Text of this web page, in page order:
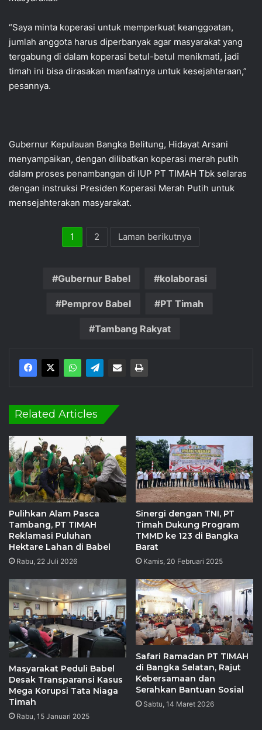
“Saya minta koperasi untuk memperkuat keanggoatan,
jumlah anggota harus diperbanyak agar masyarakat yang
tergabung di dalam koperasi betul-betul menikmati, jadi
timah ini bisa dirasakan manfaatnya untuk kesejahteraan,”
pesannya.
Gubernur Kepulauan Bangka Belitung, Hidayat Arsani
menyampaikan, dengan dilibatkan koperasi merah putih
dalam proses penambangan di IUP PT TIMAH Tbk selaras
dengan instruksi Presiden Koperasi Merah Putih untuk
mensejahterakan masyarakat.
1 2 Laman berikutnya
Gubernur Babel kolaborasi
Pemprov Babel PT Timah
Tambang Rakyat
Related Articles
Pulihkan Alam Pasca
Tambang, PT TIMAH
Reklamasi Puluhan
Hektare Lahan di Babel
Rabu, 22 Juli 2026
Sinergi dengan TNI, PT
Timah Dukung Program
TMMD ke 123 di Bangka
Barat
Kamis, 20 Februari 2025
Masyarakat Peduli Babel
Desak Transparansi Kasus
Mega Korupsi Tata Niaga
Timah
Rabu, 15 Januari 2025
Safari Ramadan PT TIMAH
di Bangka Selatan, Rajut
Kebersamaan dan
Serahkan Bantuan Sosial
Sabtu, 14 Maret 2026